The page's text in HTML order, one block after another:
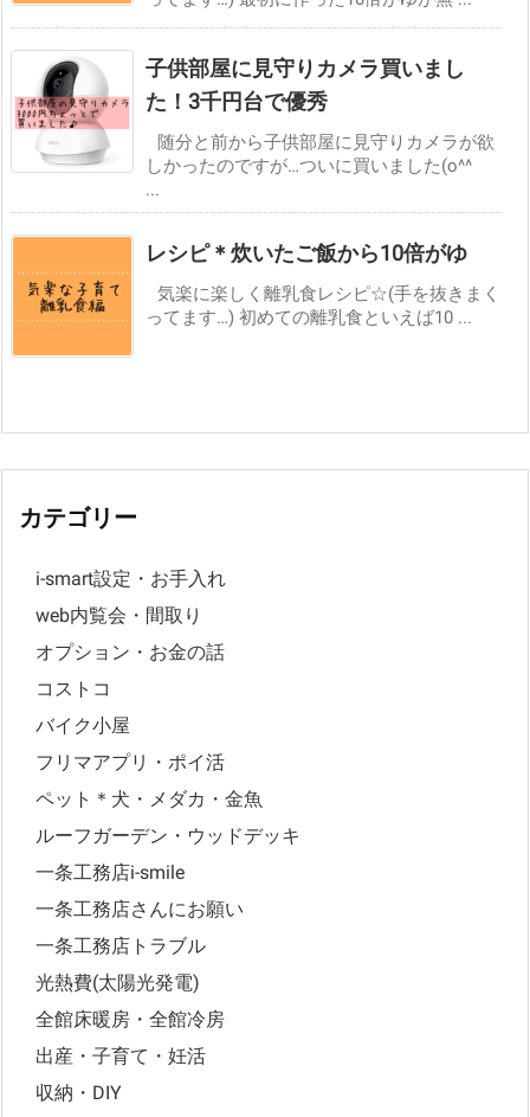
子供部屋に見守りカメラ買いまし
た！3千円台で優秀
随分と前から子供部屋に見守りカメラが欲
しかったのですが…ついに買いました(o^^
...
レシピ＊炊いたご飯から10倍がゆ
気楽に楽しく離乳食レシピ☆(手を抜きまく
ってます…) 初めての離乳食といえば10 ...
カテゴリー
i-smart設定・お手入れ
web内覧会・間取り
オプション・お金の話
コストコ
バイク小屋
フリマアプリ・ポイ活
ペット＊犬・メダカ・金魚
ルーフガーデン・ウッドデッキ
一条工務店i-smile
一条工務店さんにお願い
一条工務店トラブル
光熱費(太陽光発電)
全館床暖房・全館冷房
出産・子育て・妊活
収納・DIY